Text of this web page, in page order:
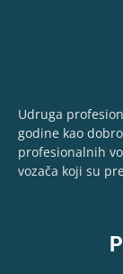
Udruga
godine kao
profesionalnih
vozača koji su